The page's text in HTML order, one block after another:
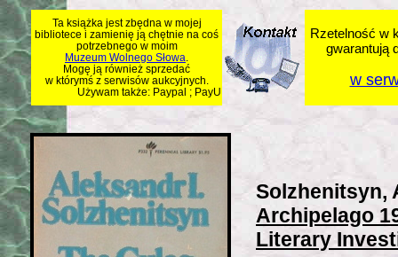
Ta książka jest zbędna w mojej
bibliotece i zamienię ją chętnie na coś
potrzebnego w moim
Muzeum Wolnego Słowa
Mogę ją również sprzedać
w którymś z serwisów aukcyjnych.
Używam także: Paypal ; PayU
Rzetelność w
gwarantują
w
Solzhenitsyn,
Archipelago
Literary